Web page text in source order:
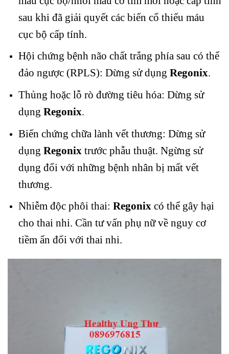
sau khi đã giải quyết các biến cố thiếu máu
cục bộ cấp tính.
Hội chứng bệnh não chất trắng phía sau có thể
đảo ngược (RPLS): Dừng sử dụng Regonix.
Thủng hoặc lỗ rò đường tiêu hóa: Dừng sử
dụng Regonix.
Biến chứng chữa lành vết thương: Dừng sử
dụng Regonix trước phẫu thuật. Ngừng sử
dụng đối với những bệnh nhân bị mất vết
thương.
Nhiễm độc phôi thai: Regonix có thể gây hại
cho thai nhi. Cần tư vấn phụ nữ về nguy cơ
tiềm ẩn đối với thai nhi.